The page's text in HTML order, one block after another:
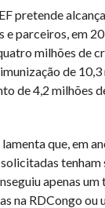
pretende
e parceiros, em
milhões de
de
de 4,2 milhões
que, em
apenas
na RDCongo